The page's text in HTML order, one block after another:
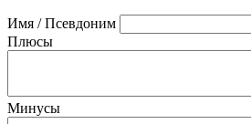
Имя / Псевдоним
Плюсы
Минусы